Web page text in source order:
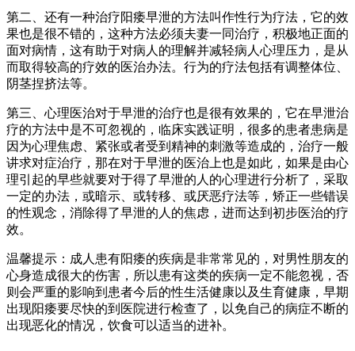
第二、还有一种治疗阳痿早泄的方法叫作性行为疗法，它的效
果也是很不错的，这种方法必须夫妻一同治疗，积极地正面的
面对病情，这有助于对病人的理解并减轻病人心理压力，是从
而取得较高的疗效的医治办法。行为的疗法包括有调整体位、
阴茎捏挤法等。
第三、心理医治对于早泄的治疗也是很有效果的，它在早泄治
疗的方法中是不可忽视的，临床实践证明，很多的患者患病是
因为心理焦虑、紧张或者受到精神的刺激等造成的，治疗一般
讲求对症治疗，那在对于早泄的医治上也是如此，如果是由心
理引起的早些就要对于得了早泄的人的心理进行分析了，采取
一定的办法，或暗示、或转移、或厌恶疗法等，矫正一些错误
的性观念，消除得了早泄的人的焦虑，进而达到初步医治的疗
效。
温馨提示：成人患有阳痿的疾病是非常常见的，对男性朋友的
心身造成很大的伤害，所以患有这类的疾病一定不能忽视，否
则会严重的影响到患者今后的性生活健康以及生育健康，早期
出现阳痿要尽快的到医院进行检查了，以免自己的病症不断的
出现恶化的情况，饮食可以适当的进补。